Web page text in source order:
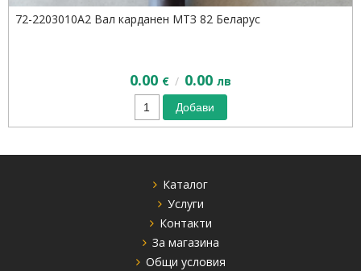
72-2203010A2 Вал карданен МТЗ 82 Беларус
0.00 € / 0.00 лв
Добави
Каталог
Услуги
Контакти
За магазина
Общи условия